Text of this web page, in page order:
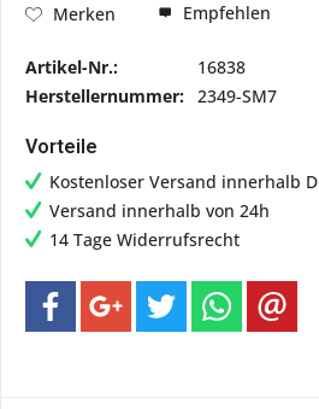
Merken Empfehlen
Artikel-Nr.:
16838
Herstellernummer: 2349-SM7
Vorteile
Kostenloser Versand innerhalb D
Versand innerhalb von 24h
14 Tage Widerrufsrecht